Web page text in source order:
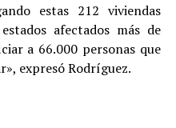
estas 212 viviendas
afectados más de
a 66.000 personas que
expresó Rodríguez.